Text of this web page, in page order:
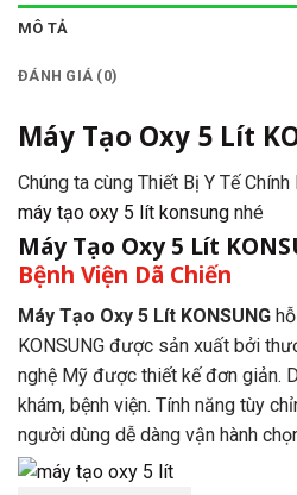
MÔ TẢ
ĐÁNH GIÁ (0)
Máy Tạo Oxy 5 Lít
Chúng ta cùng Thiết Bị Y Tế
máy tạo oxy 5 lít konsung nhé
Máy Tạo Oxy 5 Lít
Bệnh Viện Dã Chiến
Máy Tạo Oxy 5 Lít KONSUNG
KONSUNG được sản xuất bởi
nghệ Mỹ được thiết kế đơn giản.
khám, bệnh viện. Tính năng tùy
người dùng dễ dàng vận hành